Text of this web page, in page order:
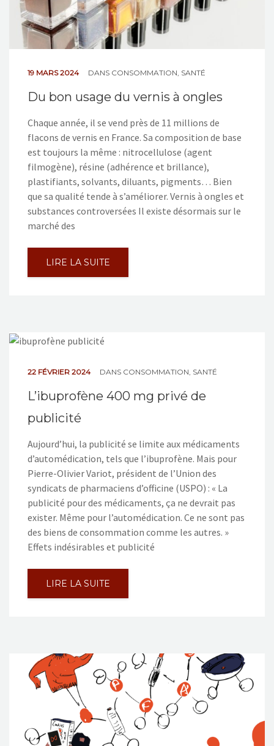
19 MARS 2024 DANS CONSOMMATION SANTÉ
Du bon usage du vernis à ongles
Chaque année, il se vend près de 11 millions de
flacons de vernis en France. Sa composition de base
est toujours la même : nitrocellulose (agent
filmogène), résine (adhérence et brillance),
plastifiants, solvants, diluants, pigments… Bien
que sa qualité tende à s’améliorer. Vernis à ongles et
substances controversées Il existe désormais sur le
marché des
LIRE LA SUITE
22 FÉVRIER 2024 DANS CONSOMMATION, SANTÉ
L’ibuprofène 400 mg privé de
publicité
Aujourd’hui, la publicité se limite aux médicaments
d’automédication, tels que l’ibuprofène. Mais pour
Pierre-Olivier Variot, président de l’Union des
syndicats de pharmaciens d’officine (USPO) : « La
publicité pour des médicaments, ça ne devrait pas
exister. Même pour l’automédication. Ce ne sont pas
des biens de consommation comme les autres. »
Effets indésirables et publicité
LIRE LA SUITE